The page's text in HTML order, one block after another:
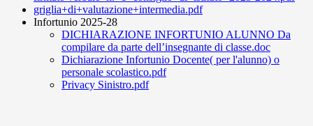
griglia+di+valutazione+intermedia.pdf
Infortunio 2025-28
DICHIARAZIONE INFORTUNIO ALUNNO Da
compilare da parte dell’insegnante di classe.doc
Dichiarazione Infortunio Docente( per l'alunno) o
personale scolastico.pdf
Privacy Sinistro.pdf